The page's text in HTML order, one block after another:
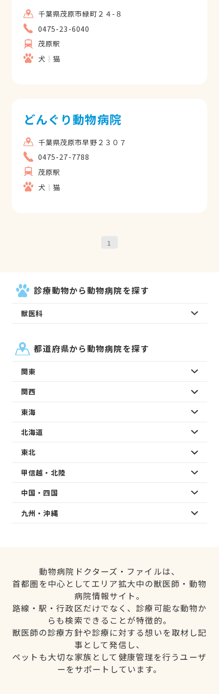
千葉県茂原市緑町２４-８
0475-23-6040
茂原駅
犬
猫
どんぐり動物病院
千葉県茂原市早野２３０７
0475-27-7788
茂原駅
犬
猫
1
診療動物から動物病院を探す
獣医科
都道府県から動物病院を探す
関東
関西
東海
北海道
東北
甲信越・北陸
中国・四国
九州・沖縄
動物病院ドクターズ・ファイルは、
首都圏を中心としてエリア拡大中の獣医師・動物
病院情報サイト。
路線・駅・行政区だけでなく、診療可能な動物か
らも検索できることが特徴的。
獣医師の診療方針や診療に対する想いを取材し記
事として発信し、
ペットも大切な家族として健康管理を行うユーザ
ーをサポートしています。